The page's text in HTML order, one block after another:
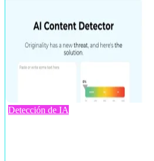
Detección de IA